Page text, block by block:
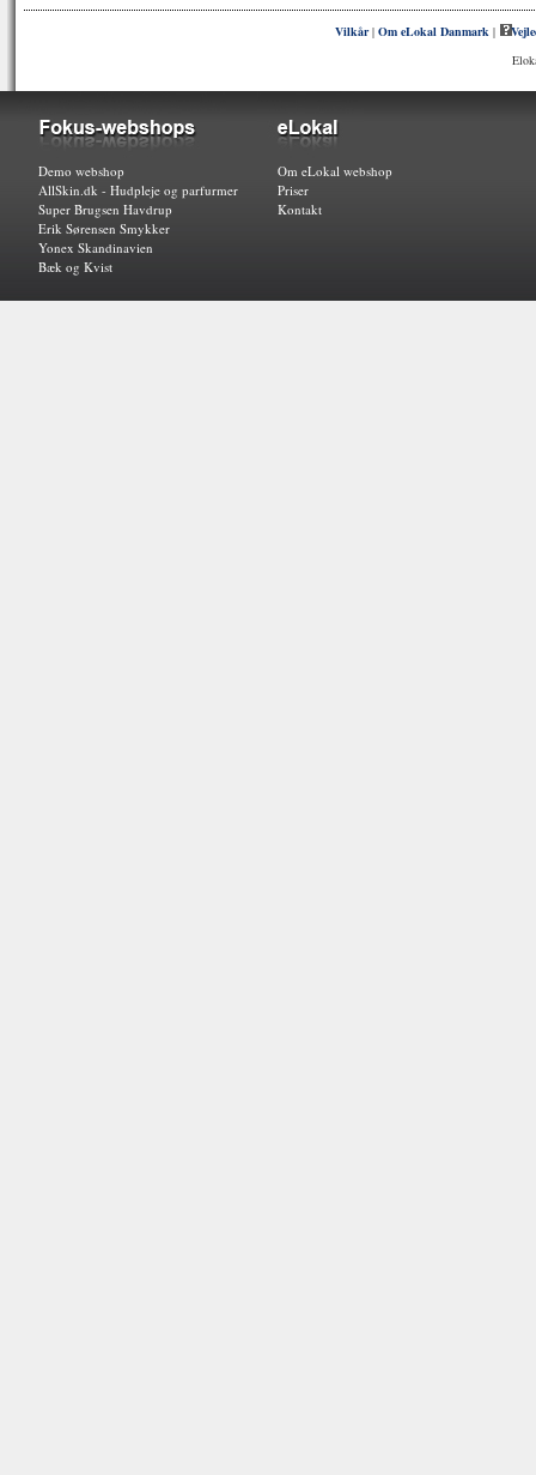
Vilkår|Om eLokal Danmark |
Demo webshop
AllSkin.dk - Hudpleje og parfurmer
Super Brugsen Havdrup
Erik Sørensen Smykker
Yonex Skandinavien
Bæk og Kvist
Om eLokal webshop
Priser
Kontakt